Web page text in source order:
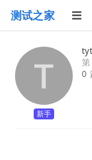
测试之家
新手
0